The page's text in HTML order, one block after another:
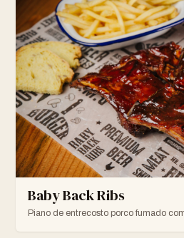
Baby Back Ribs
Piano de entrecosto porco fumado